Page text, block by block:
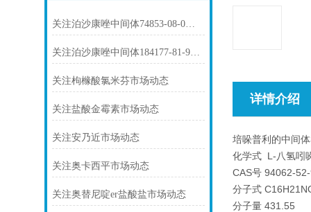
关注泊沙康唑中间体74853-08-0市场动态
关注泊沙康唑中间体184177-81-9市场动态
关注枸橼酸氯米芬市场动态
关注盐酸金霉素市场动态
关注安乃近市场动态
关注奥卡西平市场动态
关注奥替尼啶er盐酸盐市场动态
详情介绍
培哚普利的中间
化学式 L-八氢吲
CAS号 94062-
分子式
分子量 431.55